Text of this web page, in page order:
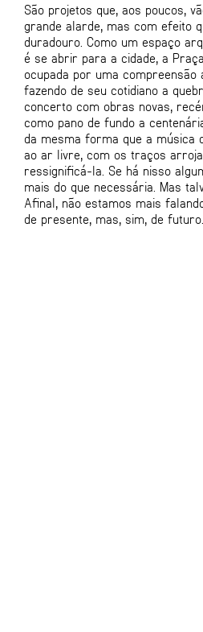
São projetos que, aos poucos,
grande alarde, mas com efeito
duradouro. Como um espaço
é se abrir para a cidade, a
ocupada por uma
fazendo de seu cotidiano a
concerto com obras novas,
como pano de fundo a
da mesma forma que a música
ao ar livre, com os traços
ressignificá-la. Se há nisso
mais do que necessária. Mas
Afinal, não estamos mais
de presente, mas, sim, de futuro.